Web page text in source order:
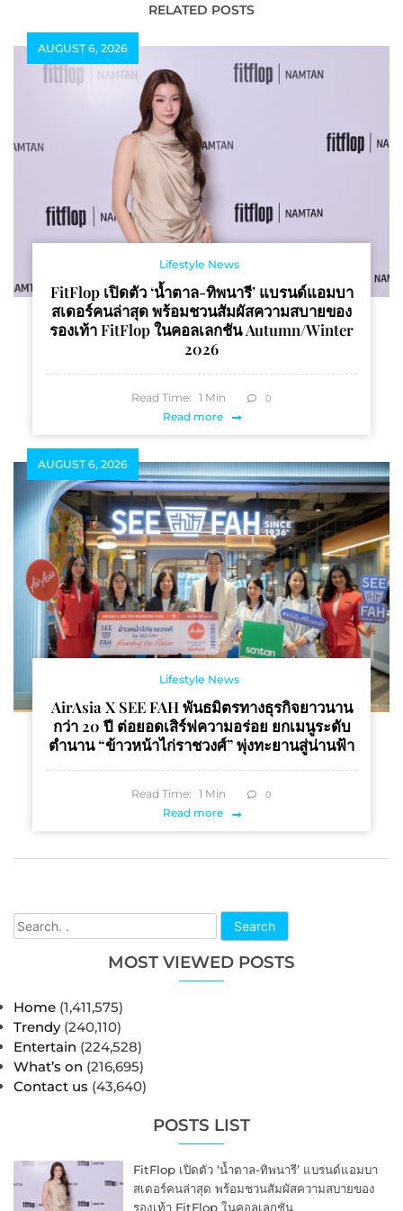
Search
MOST VIEWED POSTS
Home (1,411,575)
Trendy (240,110)
Entertain (224,528)
What’s on (216,695)
Contact us (43,640)
POSTS LIST
FitFlop เปิดตัว ‘น้ำตาล-ทิพนารี’ แบรนด์แอมบา
สเดอร์คนล่าสุด พร้อมชวนสัมผัสความสบายของ
รองเท้า FitFlop ในคอลเลกชัน
ตลาด Prosumer ผู้รัก
RELATED POSTS
AUGUST 6, 2026
Lifestyle News
FitFlop เปิดตัว ‘น้ำตาล-ทิพนารี’ แบรนด์แอมบา
สเดอร์คนล่าสุด พร้อมชวนสัมผัสความสบายของ
รองเท้า FitFlop ในคอลเลกชัน Autumn/Winter
2026
Read Time: 1 Min 0
Read more
AUGUST 6, 2026
Lifestyle News
AirAsia X SEE FAH พันธมิตรทางธุรกิจยาวนาน
กว่า 20 ปี ต่อยอดเสิร์ฟความอร่อย ยกเมนูระดับ
ตำนาน “ข้าวหน้าไก่ราชวงศ์” พุ่งทะยานสู่น่านฟ้า
Read Time: 1 Min 0
Read more